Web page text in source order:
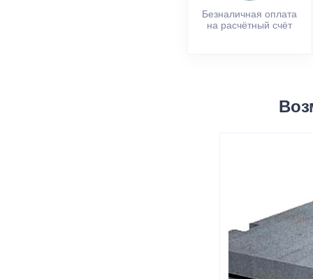
Безналичная оплата
на расчётный счёт